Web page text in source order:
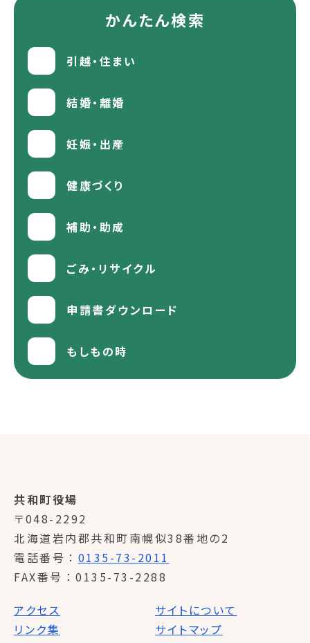
かんたん検索
引越・住まい
結婚・離婚
妊娠・出産
健康づくり
補助・助成
ごみ・リサイクル
申請書ダウンロード
もしもの時
共和町役場
〒048-2292
北海道岩内郡共和町南幌似38番地の2
電話番号
0135-73-2011
FAX番号
0135-73-2288
アクセス
サイトについて
リンク集
サイトマップ